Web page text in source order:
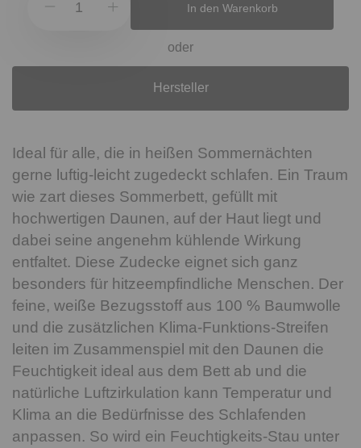
In den Warenkorb
oder
Hersteller
Ideal für alle, die in heißen Sommernächten
gerne luftig-leicht zugedeckt schlafen. Ein Traum
wie zart dieses Sommerbett, gefüllt mit
hochwertigen Daunen, auf der Haut liegt und
dabei seine angenehm kühlende Wirkung
entfaltet. Diese Zudecke eignet sich ganz
besonders für hitzeempfindliche Menschen. Der
feine, weiße Bezugsstoff aus 100 % Baumwolle
und die zusätzlichen Klima-Funktions-Streifen
leiten im Zusammenspiel mit den Daunen die
Feuchtigkeit ideal aus dem Bett ab und die
natürliche Luftzirkulation kann Temperatur und
Klima an die Bedürfnisse des Schlafenden
anpassen. So wird ein Feuchtigkeits-Stau unter